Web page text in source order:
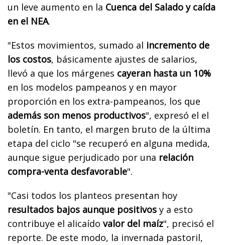
un leve aumento en la Cuenca del Salado y caída
en el NEA.
"Estos movimientos, sumado al incremento de
los costos, básicamente ajustes de salarios,
llevó a que los márgenes cayeran hasta un 10%
en los modelos pampeanos y en mayor
proporción en los extra-pampeanos, los que
además son menos productivos", expresó el el
boletín. En tanto, el margen bruto de la última
etapa del ciclo "se recuperó en alguna medida,
aunque sigue perjudicado por una relación
compra-venta desfavorable".
"Casi todos los planteos presentan hoy
resultados bajos aunque positivos y a esto
contribuye el alicaído valor del maíz", precisó el
reporte. De este modo, la invernada pastoril,